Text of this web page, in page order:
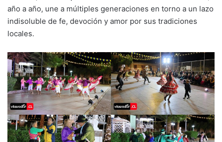
año a año, une a múltiples generaciones en torno a un lazo
indisoluble de fe, devoción y amor por sus tradiciones
locales.